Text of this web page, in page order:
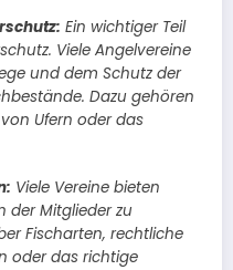
Ein wichtiger Teil
Viele Angelvereine
und dem Schutz der
Dazu gehören
Ufern oder das
Viele Vereine bieten
der Mitglieder zu
Fischarten, rechtliche
oder das richtige